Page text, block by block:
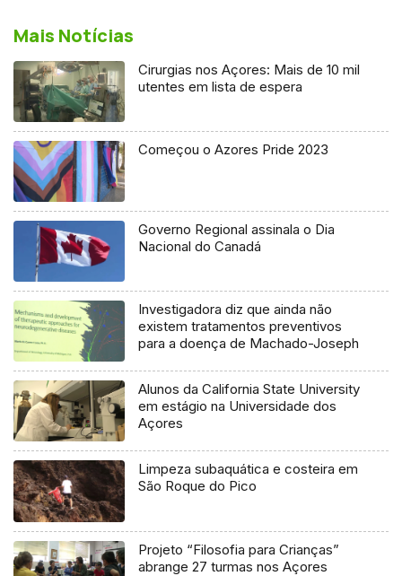
Mais Notícias
Cirurgias nos Açores: Mais de 10 mil
utentes em lista de espera
Começou o Azores Pride 2023
Governo Regional assinala o Dia
Nacional do Canadá
Investigadora diz que ainda não
existem tratamentos preventivos
para a doença de Machado-Joseph
Alunos da California State University
em estágio na Universidade dos
Açores
Limpeza subaquática e costeira em
São Roque do Pico
Projeto “Filosofia para Crianças”
abrange 27 turmas nos Açores